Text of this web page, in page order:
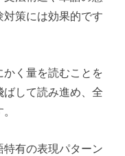
策には効果的です
く量を読むことを
して読み進め、全
有の表現パターン